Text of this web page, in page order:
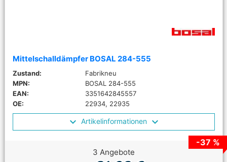
Mittelschalldämpfer BOSAL 284-555
Zustand:
Fabrikneu
MPN:
BOSAL 284-555
EAN:
3351642845557
OE:
22934, 22935
Artikelinformationen
-37 %
3 Angebote